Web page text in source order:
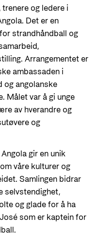
og ledere i
Det er en
strandhåndball og
Arrangementet er
ambassaden i
og angolanske
Målet var å gi unge
av hverandre og
og
gir en unik
våre kulturer og
Samlingen bidrar
selvstendighet,
og glade for å ha
som er kaptein for